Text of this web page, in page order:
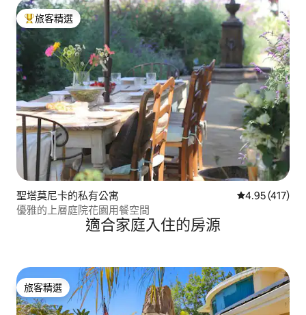
旅客精選榜首
旅客精選
聖塔莫尼卡的私有公寓 從 417 則評價
4.95 (417)
優雅的上層庭院花園用餐空間
適合家庭入住的房源
旅客精選
旅客精選